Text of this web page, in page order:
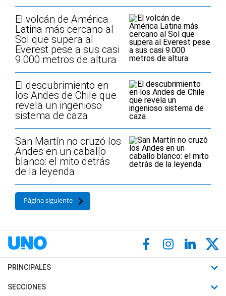
El volcán de América
Latina más cercano al
Sol que supera al
Everest pese a sus casi
9.000 metros de altura
El descubrimiento en
los Andes de Chile que
revela un ingenioso
sistema de caza
San Martín no cruzó los
Andes en un caballo
blanco: el mito detrás
de la leyenda
Página siguiente
PRINCIPALES
Últimas Noticias
SECCIONES